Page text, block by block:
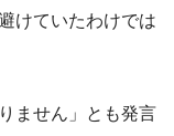
けていたわけでは
ません」とも発言